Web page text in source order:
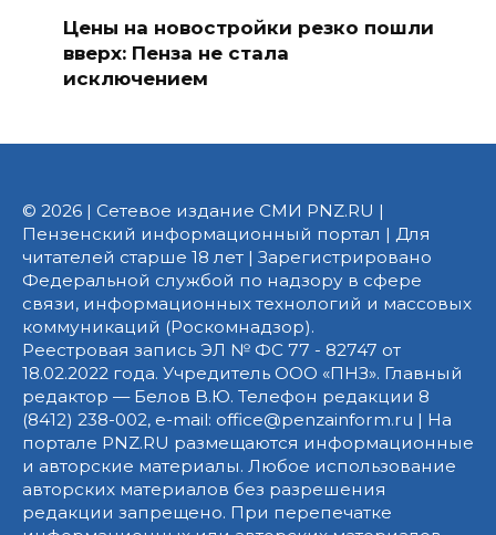
Цены на новостройки резко пошли
вверх: Пенза не стала
исключением
© 2026 | Сетевое издание СМИ PNZ.RU |
Пензенский информационный портал | Для
читателей старше 18 лет | Зарегистрировано
Федеральной службой по надзору в сфере
связи, информационных технологий и массовых
коммуникаций (Роскомнадзор).
Реестровая запись ЭЛ № ФС 77 - 82747 от
18.02.2022 года. Учредитель ООО «ПНЗ». Главный
редактор — Белов В.Ю. Телефон редакции 8
(8412) 238-002, e-mail: office@penzainform.ru | На
портале PNZ.RU размещаются информационные
и авторские материалы. Любое использование
авторских материалов без разрешения
редакции запрещено. При перепечатке